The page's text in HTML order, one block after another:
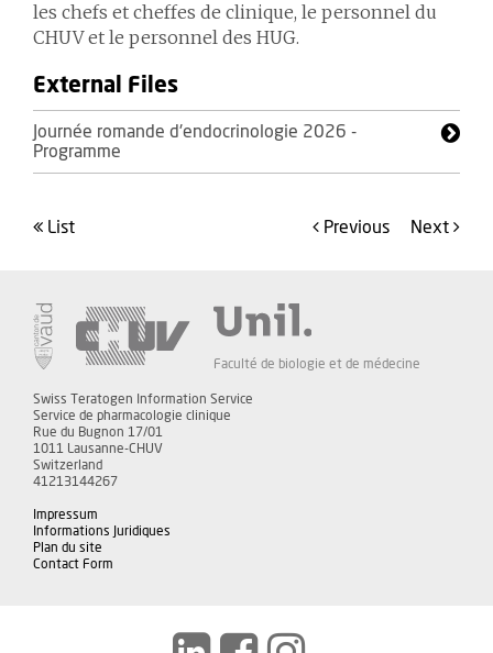
les chefs et cheffes de clinique, le personnel du
CHUV et le personnel des HUG.
External Files
Journée romande d'endocrinologie 2026 -
Programme
list Previous Next
Faculté de biologie et de médecine
Swiss Teratogen Information Service
Service de pharmacologie clinique
Rue du Bugnon 17/01
1011 Lausanne-CHUV
Switzerland
41213144267
Impressum
Informations Juridiques
Plan du site
Contact Form